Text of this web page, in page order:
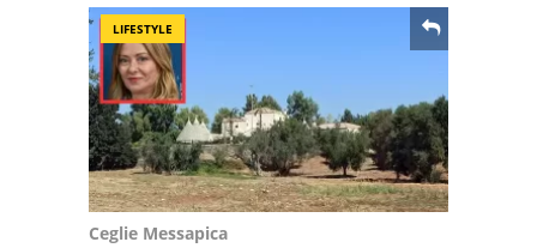
LIFESTYLE
Ceglie Messapica